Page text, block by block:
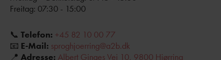
Freitag: 07:30 - 15:00
📞 Telefon: +45 82 10 00 77
📧 E-Mail: sproghjoerring@a2b.dk
📍 Adresse: Albert Ginges Vej 10, 9800 Hjørring